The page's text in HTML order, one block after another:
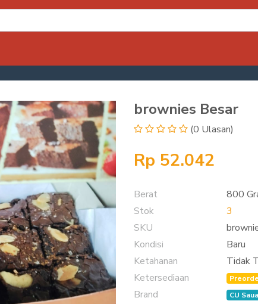
brownies Besar
(0 Ulasan)
Rp 52.042
Berat
800
Stok
3
SKU
Kondisi
Baru
Ketahanan
Tidak
Ketersediaan
Brand CU